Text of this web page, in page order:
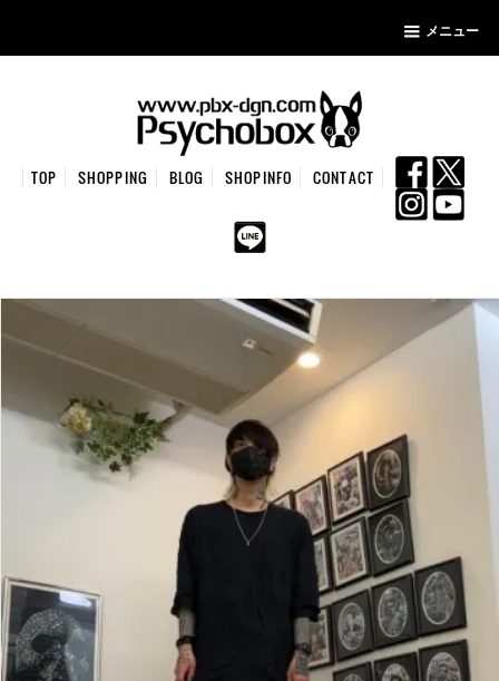
メニュー
TOP SHOPPING BLOG SHOPINFO CONTACT